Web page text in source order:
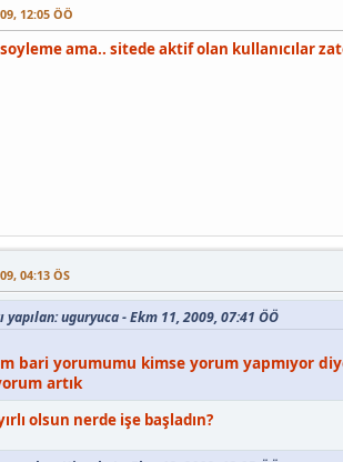
12:05 ÖÖ
ama.. sitede aktif olan kullanıcılar
04:13 ÖS
yapılan: uguryuca - Ekm 11, 2009, 07:41 ÖÖ
bari yorumumu kimse yorum yapmıyor
artık
olsun nerde işe başladın?